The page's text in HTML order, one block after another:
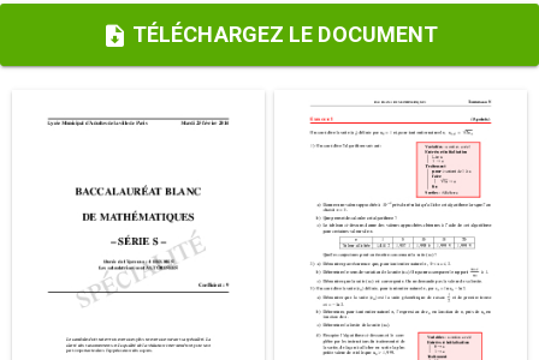
TÉLÉCHARGEZ LE DOCUMENT